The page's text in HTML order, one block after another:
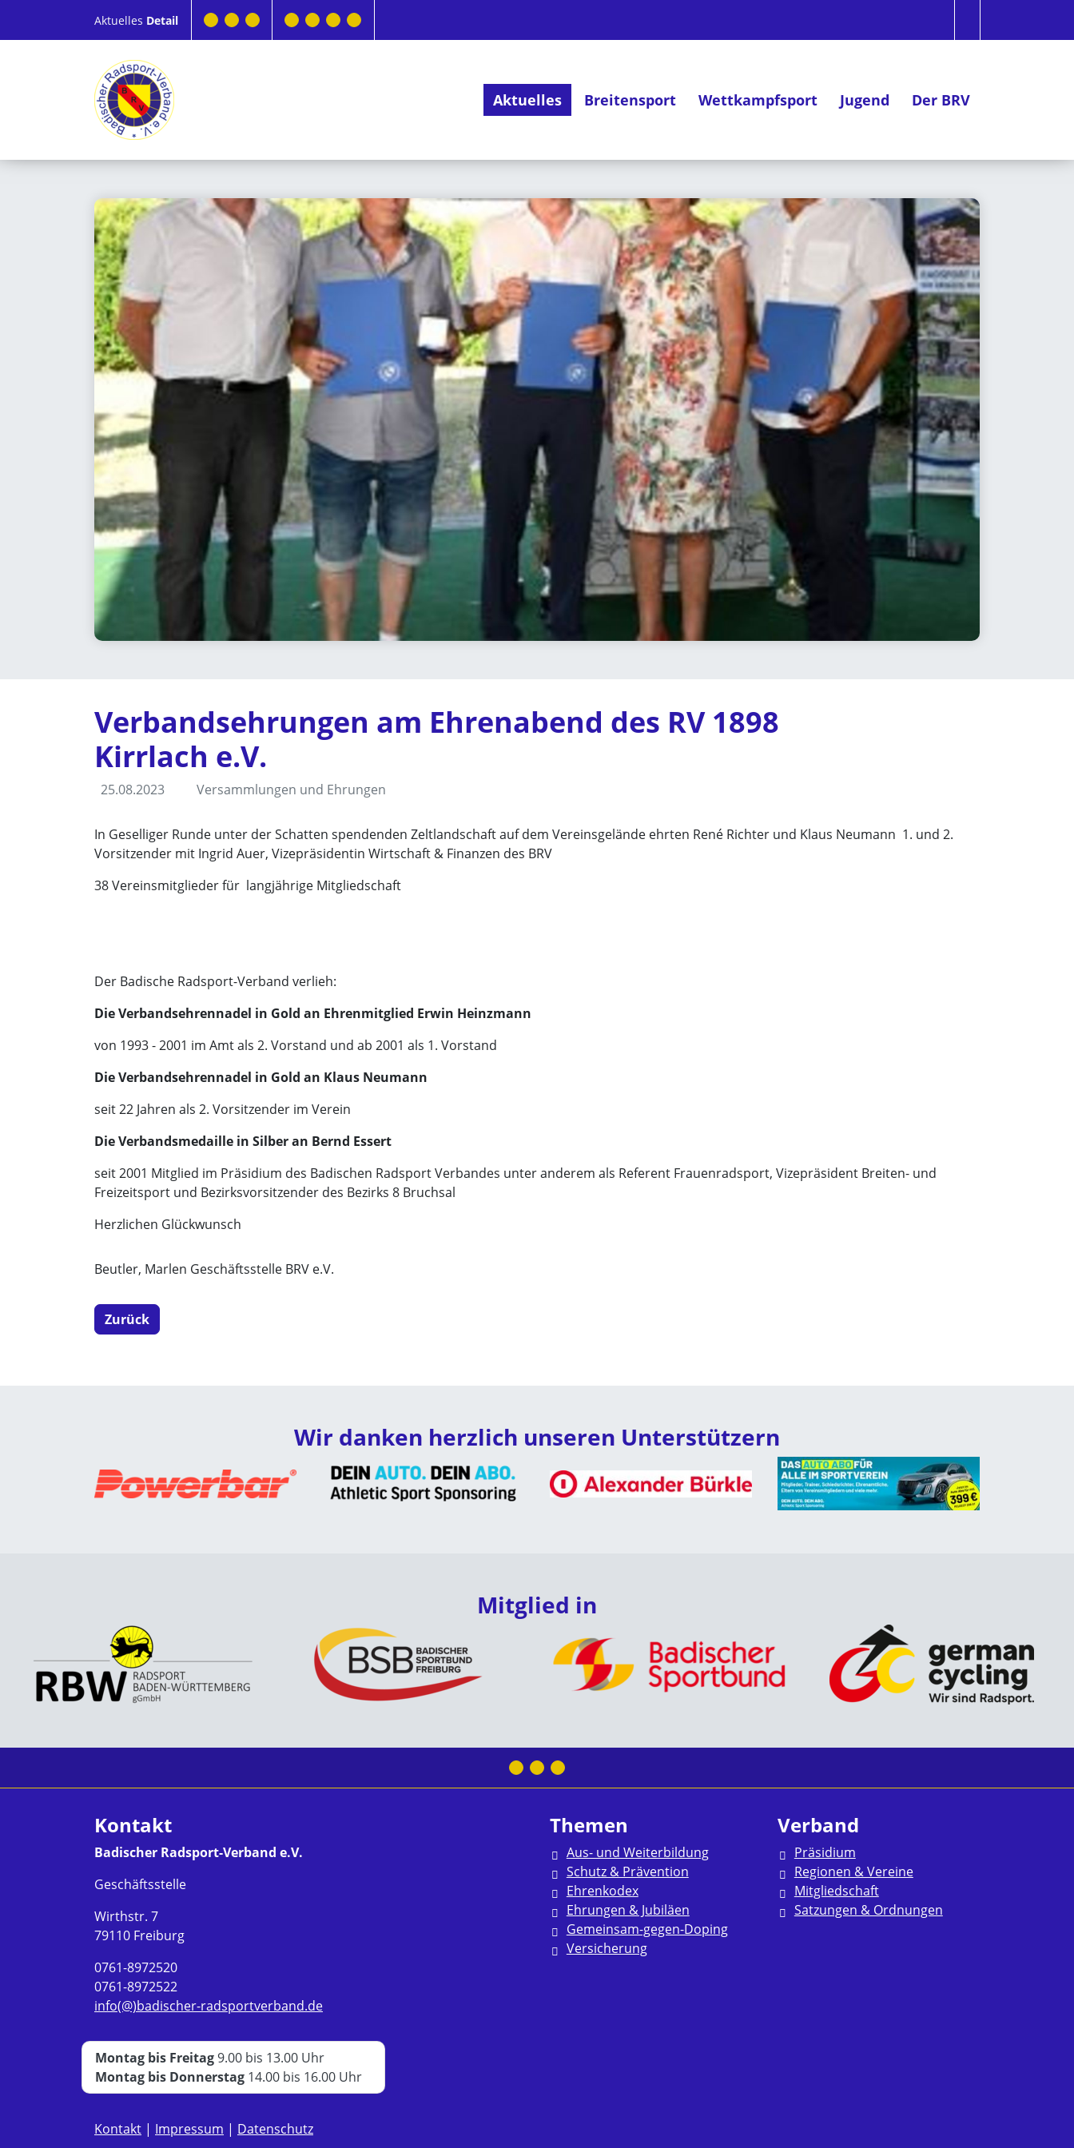
Aktuelles Detail
Aktuelles Breitensport Wettkampfsport Jugend Der BRV
Verbandsehrungen am Ehrenabend des RV 1898
Kirrlach e.V.
25.08.2023 Versammlungen und Ehrungen
In Geselliger Runde unter der Schatten spendenden Zeltlandschaft auf dem Vereinsgelände ehrten René Richter und Klaus Neumann 1. und 2.
Vorsitzender mit Ingrid Auer, Vizepräsidentin Wirtschaft & Finanzen des BRV
38 Vereinsmitglieder für langjährige Mitgliedschaft
Der Badische Radsport-Verband verlieh:
Die Verbandsehrennadel in Gold an Ehrenmitglied Erwin Heinzmann
von 1993 - 2001 im Amt als 2. Vorstand und ab 2001 als 1. Vorstand
Die Verbandsehrennadel in Gold an Klaus Neumann
seit 22 Jahren als 2. Vorsitzender im Verein
Die Verbandsmedaille in Silber an Bernd Essert
seit 2001 Mitglied im Präsidium des Badischen Radsport Verbandes unter anderem als Referent Frauenradsport, Vizepräsident Breiten- und
Freizeitsport und Bezirksvorsitzender des Bezirks 8 Bruchsal
Herzlichen Glückwunsch
Beutler, Marlen Geschäftsstelle BRV e.V.
Zurück
Wir danken herzlich unseren Unterstützern
Mitglied in
Kontakt
Badischer Radsport-Verband e.V.
Geschäftsstelle
Wirthstr. 7
79110 Freiburg
0761-8972520
0761-8972522
info(@)badischer-radsportverband.de
Montag bis Freitag9.00 bis 13.00 Uhr
Montag bis Donnerstag 14.00 bis 16.00 Uhr
Themen
Aus- und Weiterbildung
Schutz & Prävention
Ehrenkodex
Ehrungen & Jubiläen
Gemeinsam-gegen-Doping
Versicherung
Verband
Präsidium
Regionen & Vereine
Mitgliedschaft
Satzungen & Ordnungen
Kontakt | Impressum | Datenschutz